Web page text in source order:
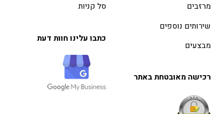
מרזבים
שירותים נוספים
מבצעים
רכישה מאובטחת באתר
סל קניות
כתבו עלינו חוות דעת